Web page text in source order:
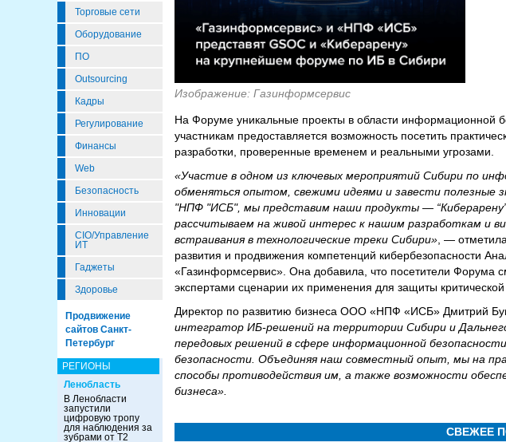
Торговые сети
Оборудование
ПО
Outsourcing
Кадры
Регулирование
Финансы
Web
Безопасность
Инновации
CIO/Управление
ИТ
Гаджеты
Здоровье
Продвижение
сайтов Санкт-
Петербург
РЕГИОНЫ
Ленобласть
В Ленобласти
запустили
цифровую тропу
для наблюдения за
зубрами от Т2
Изображение: Газинформсервис
На Форуме уникальные проекты в области информационной
участникам предоставляется возможность посетить
разработки, проверенные временем и реальными угрозами.
«Участие в одном из ключевых мероприятий Сибири по
обменяться опытом, свежими идеями и завести полезные
"НПФ "ИСБ", мы представим наши продукты —
рассчитываем на живой интерес к нашим разработкам и
встраивания в технологические треки Сибири» , — отметила
развития и продвижения компетенций кибербезопасности
«Газинформсервис». Она добавила, что посетители Форума
экспертами сценарии их применения для защиты
Директор по развитию бизнеса ООО «НПФ «ИСБ» Дмитрий
интегратор ИБ-решений на территории Сибири и
передовых решений в сфере информационной
безопасности. Объединяя наш совместный опыт, мы на
способы противодействия им, а также возможности
бизнеса».
СВЕЖЕЕ